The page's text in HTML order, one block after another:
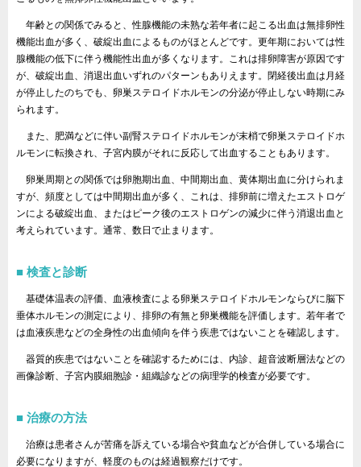
年齢との関係でみると、性腺機能の未熟な若年者に起こる出血は無排卵性
機能出血が多く、破綻出血によるものがほとんどです。更年期においては性
腺機能の低下に伴う機能性出血が多くなります。これは排卵障害が原因です
が、破綻出血、消退出血いずれのパターンもありえます。閉経後出血は月経
が停止したのちでも、卵巣ステロイドホルモンの分泌が停止しない時期にみ
られます。
また、肥満などに伴い副腎ステロイドホルモンが末梢で卵巣ステロイドホ
ルモンに転換され、子宮内膜がそれに反応して出血することもあります。
卵巣周期との関係では卵胞期出血、中間期出血、黄体期出血に分けられま
すが、頻度としては中間期出血が多く、これは、排卵前に増えたエストロゲ
ンによる破綻出血、またはピーク後のエストロゲンの減少に伴う消退出血と
考えられています。通常、数日で止まります。
検査と診断
基礎体温表の評価、血液検査による卵巣ステロイドホルモンならびに脳下
垂体ホルモンの測定により、排卵の有無と卵巣機能を評価します。若年者で
は血液疾患などの全身性の出血傾向を伴う疾患ではないことを確認します。
器質的疾患ではないことを確認するためには、内診、超音波断層法などの
画像診断、子宮内膜細胞診・組織診などの病理学的検査が必要です。
治療の方法
治療は患者さんが苦痛を訴えている場合や貧血などが合併している場合に
必要になりますが、軽度のものは経過観察だけです。